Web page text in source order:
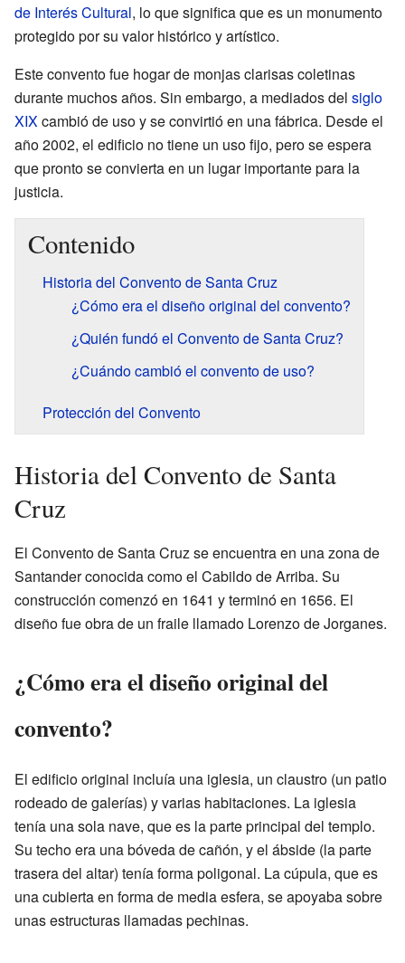
de Interés Cultural, lo que significa que es un monumento
protegido por su valor histórico y artístico.
Este convento fue hogar de monjas clarisas coletinas
durante muchos años. Sin embargo, a mediados del siglo
XIXcambió de uso y se convirtió en una fábrica. Desde el
año 2002, el edificio no tiene un uso fijo, pero se espera
que pronto se convierta en un lugar importante para la
justicia.
Contenido
Historia del Convento de Santa Cruz
¿Cómo era el diseño original del convento?
¿Quién fundó el Convento de Santa Cruz?
¿Cuándo cambió el convento de uso?
Protección del Convento
Historia del Convento de Santa
Cruz
El Convento de Santa Cruz se encuentra en una zona de
Santander conocida como el Cabildo de Arriba. Su
construcción comenzó en 1641 y terminó en 1656. El
diseño fue obra de un fraile llamado Lorenzo de Jorganes.
¿Cómo era el diseño original del
convento?
El edificio original incluía una iglesia, un claustro (un patio
rodeado de galerías) y varias habitaciones. La iglesia
tenía una sola nave, que es la parte principal del templo.
Su techo era una bóveda de cañón, y el ábside (la parte
trasera del altar) tenía forma poligonal. La cúpula, que es
una cubierta en forma de media esfera, se apoyaba sobre
unas estructuras llamadas pechinas.